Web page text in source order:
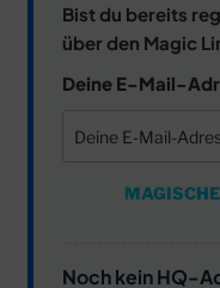
Bist du bereits
über den Magic
Deine E-Mail-
Noch kein HQ-